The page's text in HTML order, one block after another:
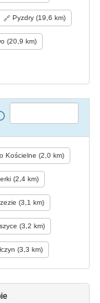
Pyzdry (19,6 km)
(20,9 km)
Kościelne (2,0 km)
(2,4 km)
(3,1 km)
(3,2 km)
(3,3 km)